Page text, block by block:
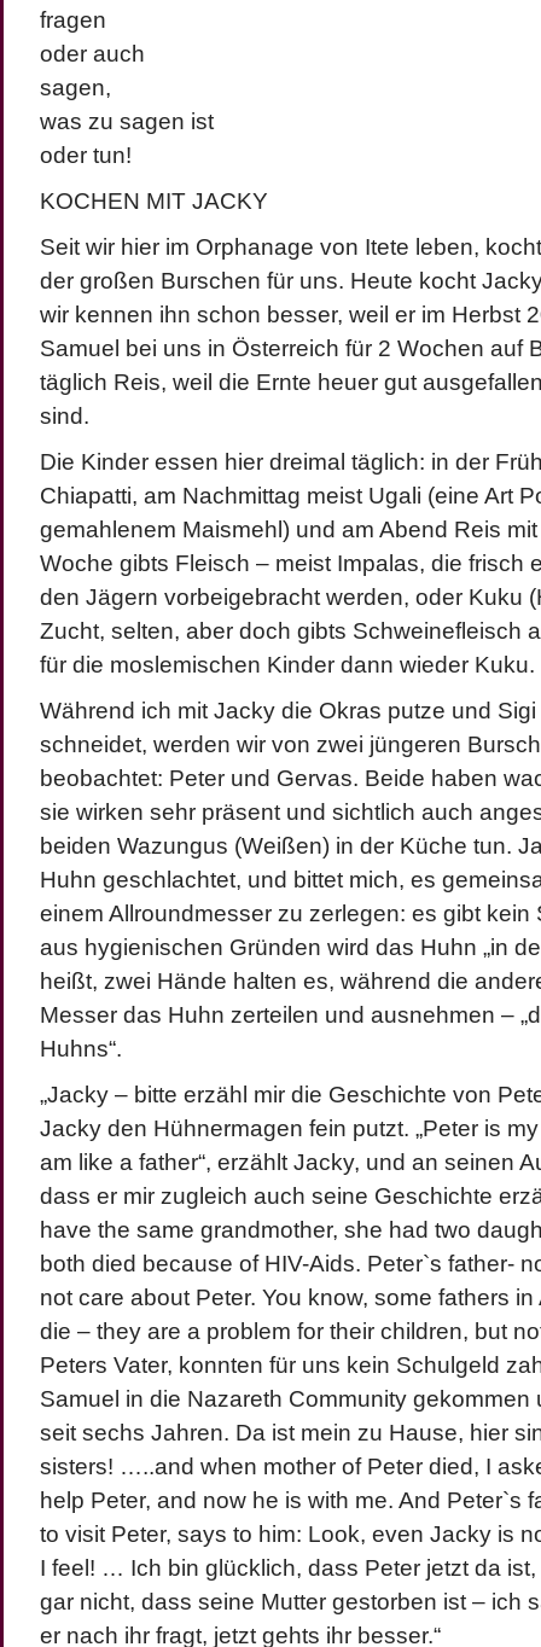
fragen
oder auch
sagen,
was zu sagen ist
oder tun!
KOCHEN MIT JACKY
Seit wir hier im Orphanage von Itete leben,
der großen Burschen für uns. Heute kocht
wir kennen ihn schon besser, weil er im Herbst
Samuel bei uns in Österreich für 2 Wochen auf
täglich Reis, weil die Ernte heuer gut
sind.
Die Kinder essen hier dreimal täglich: in der
Chiapatti, am Nachmittag meist Ugali (eine Art
gemahlenem Maismehl) und am Abend Reis
Woche gibts Fleisch – meist Impalas, die frisch
den Jägern vorbeigebracht werden, oder Kuku
Zucht, selten, aber doch gibts Schweinefleisch
für die moslemischen Kinder dann wieder Kuku.
Während ich mit Jacky die Okras putze und
schneidet, werden wir von zwei jüngeren
beobachtet: Peter und Gervas. Beide haben
sie wirken sehr präsent und sichtlich auch
beiden Wazungus (Weißen) in der Küche tun.
Huhn geschlachtet, und bittet mich, es
einem Allroundmesser zu zerlegen: es gibt kein
aus hygienischen Gründen wird das Huhn „in
heißt, zwei Hände halten es, während die
Messer das Huhn zerteilen und ausnehmen –
Huhns“.
„Jacky – bitte erzähl mir die Geschichte von
Jacky den Hühnermagen fein putzt. „Peter is
am like a father“, erzählt Jacky, und an seinen
dass er mir zugleich auch seine Geschichte
have the same grandmother, she had two
both died because of HIV-Aids. Peter`s father-
not care about Peter. You know, some fathers
die – they are a problem for their children, but
Peters Vater, konnten für uns kein Schulgeld
Samuel in die Nazareth Community gekommen
seit sechs Jahren. Da ist mein zu Hause, hier
sisters! …..and when mother of Peter died, I
help Peter, and now he is with me. And Peter`s
to visit Peter, says to him: Look, even Jacky is
I feel! … Ich bin glücklich, dass Peter jetzt da
gar nicht, dass seine Mutter gestorben ist – ich
er nach ihr fragt, jetzt gehts ihr besser.“